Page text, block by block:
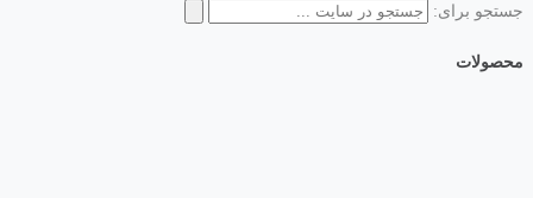
جستجو برای:
محصولات